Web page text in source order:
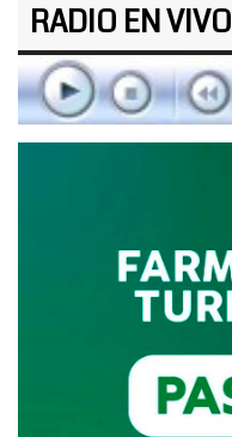
RADIO EN VIVO